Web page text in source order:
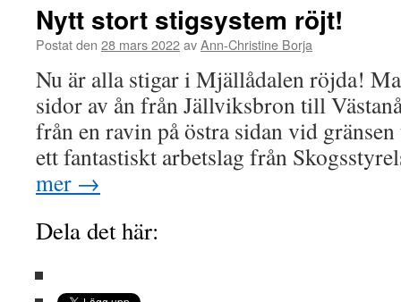
Nytt stort stigsystem röjt!
Postat den 28 mars 2022avAnn-Christine Borja
Nu är alla stigar i Mjällådalen röjda!
sidor av ån från Jällviksbron till
från en ravin på östra sidan vid
ett fantastiskt arbetslag från
mer →
Dela det här: